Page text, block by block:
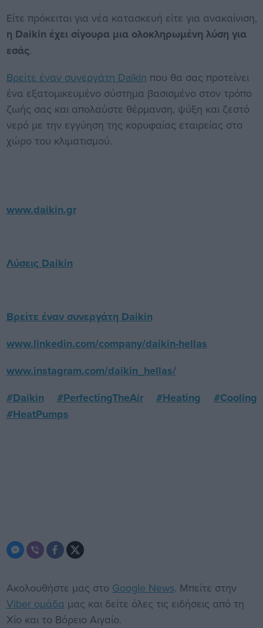
Είτε πρόκειται για νέα κατασκευή είτε για ανακαίνιση,
η Daikin έχει σίγουρα μια ολοκληρωμένη λύση για
εσάς.
Βρείτε έναν συνεργάτη Daikin που θα σας προτείνει
ένα εξατομικευμένο σύστημα βασισμένο στον τρόπο
ζωής σας και απολαύστε θέρμανση, ψύξη και ζεστό
νερό με την εγγύηση της κορυφαίας εταιρείας στο
χώρο του κλιματισμού.
www.daikin.gr
Λύσεις Daikin
Βρείτε έναν συνεργάτη Daikin
www.linkedin.com/company/daikin-hellas
www.instagram.com/daikin_hellas/
#Daikin
#PerfectingTheAir #Heating
#Cooling
#HeatPumps
Ακολουθήστε μας στο Google News. Μπείτε στην
Viber ομάδα μας και δείτε όλες τις ειδήσεις από τη
Χίο και το Βόρειο Αιγαίο.